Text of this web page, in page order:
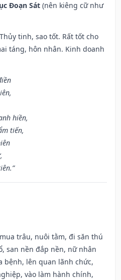
Đoạn Sát (nên kiêng cữ như
tinh, sao tốt. Rất tốt cho
táng, hôn nhân. Kinh doanh
hiền,
tiến,
trâu, nuôi tằm, đi săn thú
san nền đắp nền, nữ nhân
bệnh, lên quan lãnh chức,
vào làm hành chính,